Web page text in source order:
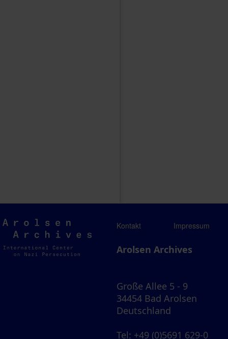
Arolsen
Archives
Kontakt Impressum
Arolsen Archives
Große Allee 5 - 9
34454 Bad Arolsen
Deutschland
Tel: +49 (0)5691 629-0